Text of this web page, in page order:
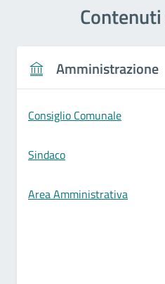
Amministrazione
Consiglio Comunale
Sindaco
Area Amministrativa